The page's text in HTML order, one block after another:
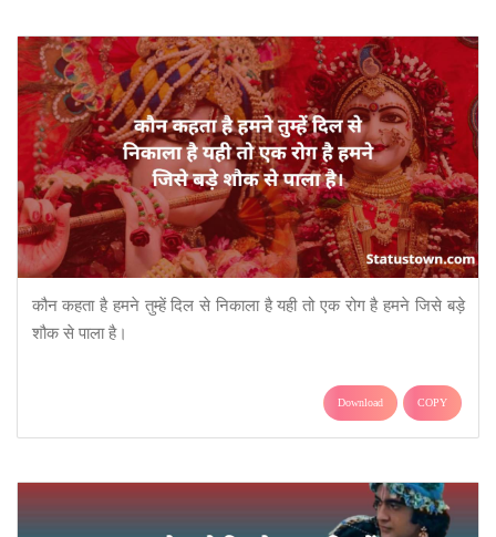
कौन कहता है हमने तुम्हें दिल से निकाला है यही तो एक रोग है हमने जिसे बड़े
शौक से पाला है।
Download COPY